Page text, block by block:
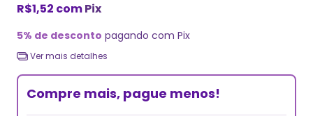
R$1,52 comPix
5% de desconto pagando com Pix
Ver mais detalhes
Compre mais, pague menos!